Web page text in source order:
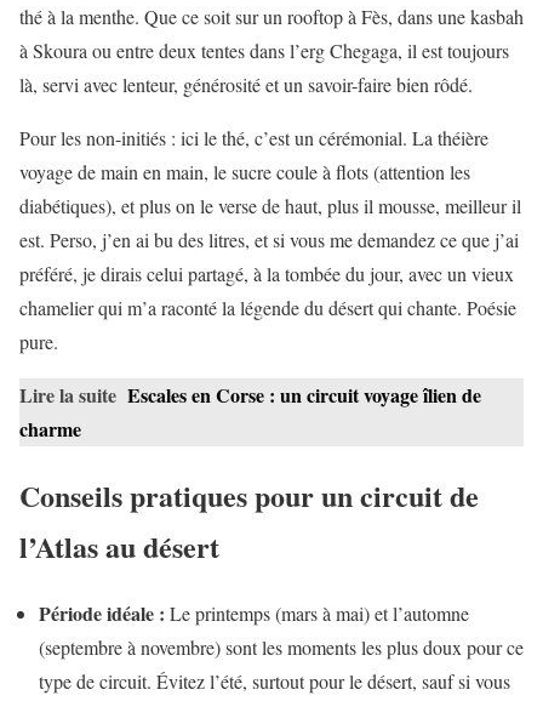
thé à la menthe. Que ce soit sur un rooftop à Fès, dans une kasbah
à Skoura ou entre deux tentes dans l’erg Chegaga, il est toujours
là, servi avec lenteur, générosité et un savoir-faire bien rôdé.
Pour les non-initiés : ici le thé, c’est un cérémonial. La théière
voyage de main en main, le sucre coule à flots (attention les
diabétiques), et plus on le verse de haut, plus il mousse, meilleur il
est. Perso, j’en ai bu des litres, et si vous me demandez ce que j’ai
préféré, je dirais celui partagé, à la tombée du jour, avec un vieux
chamelier qui m’a raconté la légende du désert qui chante. Poésie
pure.
Lire la suite Escales en Corse : un circuit voyage îlien de
charme
Conseils pratiques pour un circuit de
l’Atlas au désert
Période idéale : Le printemps (mars à mai) et l’automne
(septembre à novembre) sont les moments les plus doux pour ce
type de circuit. Évitez l’été, surtout pour le désert, sauf si vous